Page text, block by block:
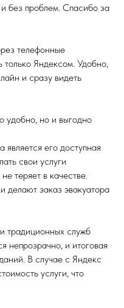
без проблем. Спасибо за
телефонные
только Яндексом. Удобно,
и сразу видеть
удобно, но и выгодно
его доступная
свои услуги
теряет в качестве.
делают заказ эвакуатора
традиционных служб
непрозрачно, и итоговая
В случае с Яндекс
услуги, что